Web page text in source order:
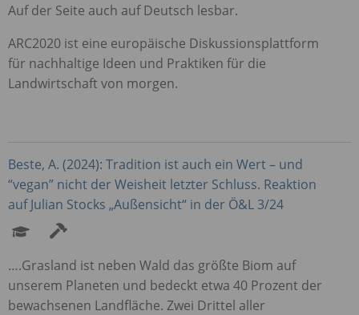
Auf der Seite auch auf Deutsch lesbar.
ARC2020 ist eine europäische Diskussionsplattform
für nachhaltige Ideen und Praktiken für die
Landwirtschaft von morgen.
Beste, A. (2024): Tradition ist auch ein Wert – und
“vegan” nicht der Weisheit letzter Schluss. Reaktion
auf Julian Stocks „Außensicht“ in der Ö&L 3/24
….Grasland ist neben Wald das größte Biom auf
unserem Planeten und bedeckt etwa 40 Prozent der
bewachsenen Landfläche. Zwei Drittel aller